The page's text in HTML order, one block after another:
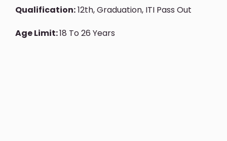
Qualification:12th, Graduation, ITI Pass Out
Age Limit:18 To 26 Years